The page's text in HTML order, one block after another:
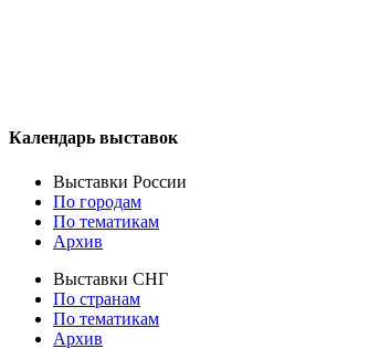
Календарь выставок
Выставки России
По городам
По тематикам
Архив
Выставки СНГ
По странам
По тематикам
Архив